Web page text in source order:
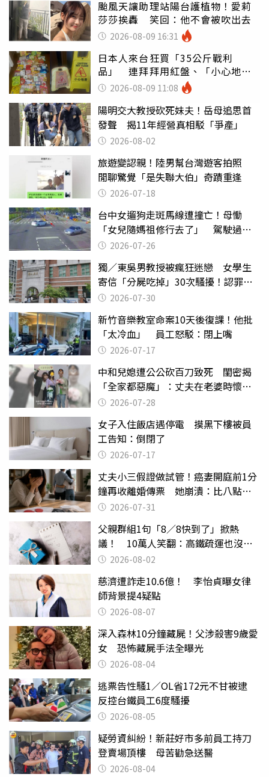
颱風天讓助理站陽台護植物！愛莉
莎莎挨轟 笑回：他不會被吹出去
2026-08-09 16:31
日本人來台狂買「35公斤戰利
品」 連拜拜用紅盤、「小心地
滑」告示牌也帶回家
2026-08-09 11:08
陽明交大教授砍死妹夫！岳母追思首
發聲 揭11年經營真相駁「爭產」
2026-08-02
旅遊變認親！陸男幫台灣遊客拍照
閒聊驚覺「是失聯大伯」奇蹟重逢
2026-07-18
台中女遛狗走斑馬線遭撞亡！母慟
「女兒隨媽祖修行去了」 駕駛過失
致死判9月
2026-07-26
獨／東吳男教授被瘋狂迷戀 女學生
寄信「分屍吃掉」30次騷擾！認罪免
關 2026-07-30
新竹音樂教室命案10天後復課！他批
「太冷血」 員工怒駁：閉上嘴
2026-07-17
中和兒媳遭公公砍百刀致死 閨密揭
「全家都惡魔」：丈夫在老婆時懷孕
摔東西
2026-07-28
女子入住飯店遇停電 摸黑下樓被員
工告知：倒閉了
2026-07-17
丈夫小三假證做試管！癌妻開庭前1分
鐘再收離婚傳票 她崩潰：比八點檔
還扯2026-07-31
父親群組1句「8／8快到了」掀熱
議！ 10萬人笑翻：高鐵疏運也沒列
父親節
2026-08-02
慈濟遭詐走10.6億！ 李怡貞曝女律
師背景提4疑點
2026-08-07
深入森林10分鐘藏屍！父涉殺害9歲愛
女 恐怖藏屍手法全曝光
2026-08-04
逃票告性騷1／OL省172元不甘被逮
反控台鐵員工6度騷擾
2026-08-05
疑勞資糾紛！新莊好市多前員工持刀
登賣場頂樓 母苦勸急送醫
2026-08-04